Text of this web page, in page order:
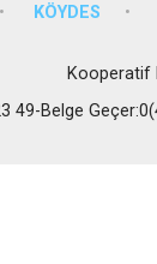
KÖYDES
Kooperatif
49-Belge